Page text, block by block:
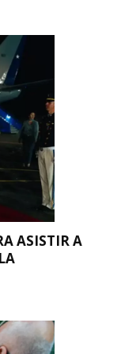
ASISTIR A